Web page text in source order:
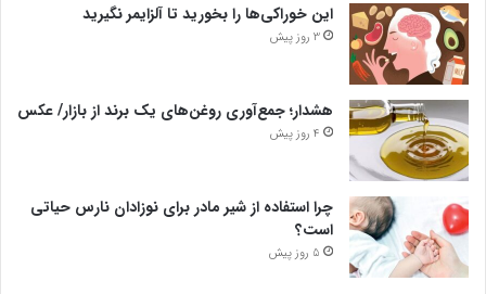
این خوراکی‌ها را بخورید تا آلزایمر نگیرید
3 روز پیش
هشدار؛ جمع‌آوری روغن‌های یک برند از بازار/ عکس
4 روز پیش
چرا استفاده از شیر مادر برای نوزادان نارس حیاتی
است؟
5 روز پیش